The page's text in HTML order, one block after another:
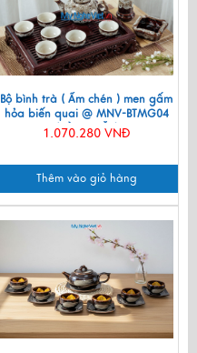
Bộ bình trà ( Ấm chén ) men gấm
hỏa biến quai @ MNV-BTMG04
(HÀNG ĐẶT)
1.070.280 VNĐ
Thêm vào giỏ hàng